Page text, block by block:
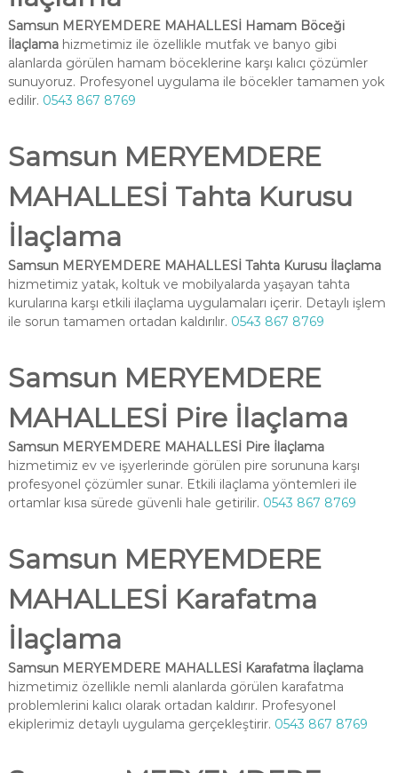
Samsun MERYEMDERE MAHALLESİ Hamam Böceği
İlaçlamahizmetimiz ile özellikle mutfak ve banyo gibi
alanlarda görülen hamam böceklerine karşı kalıcı çözümler
sunuyoruz. Profesyonel uygulama ile böcekler tamamen yok
edilir. 0543 867 8769
Samsun MERYEMDERE
MAHALLESİ Tahta Kurusu
İlaçlama
Samsun MERYEMDERE MAHALLESİ Tahta Kurusu İlaçlama
hizmetimiz yatak, koltuk ve mobilyalarda yaşayan tahta
kurularına karşı etkili ilaçlama uygulamaları içerir. Detaylı işlem
ile sorun tamamen ortadan kaldırılır. 0543 867 8769
Samsun MERYEMDERE
MAHALLESİ Pire İlaçlama
Samsun MERYEMDERE MAHALLESİ Pire İlaçlama
hizmetimiz ev ve işyerlerinde görülen pire sorununa karşı
profesyonel çözümler sunar. Etkili ilaçlama yöntemleri ile
ortamlar kısa sürede güvenli hale getirilir. 0543 867 8769
Samsun MERYEMDERE
MAHALLESİ Karafatma
İlaçlama
Samsun MERYEMDERE MAHALLESİ Karafatma İlaçlama
hizmetimiz özellikle nemli alanlarda görülen karafatma
problemlerini kalıcı olarak ortadan kaldırır. Profesyonel
ekiplerimiz detaylı uygulama gerçekleştirir. 0543 867 8769